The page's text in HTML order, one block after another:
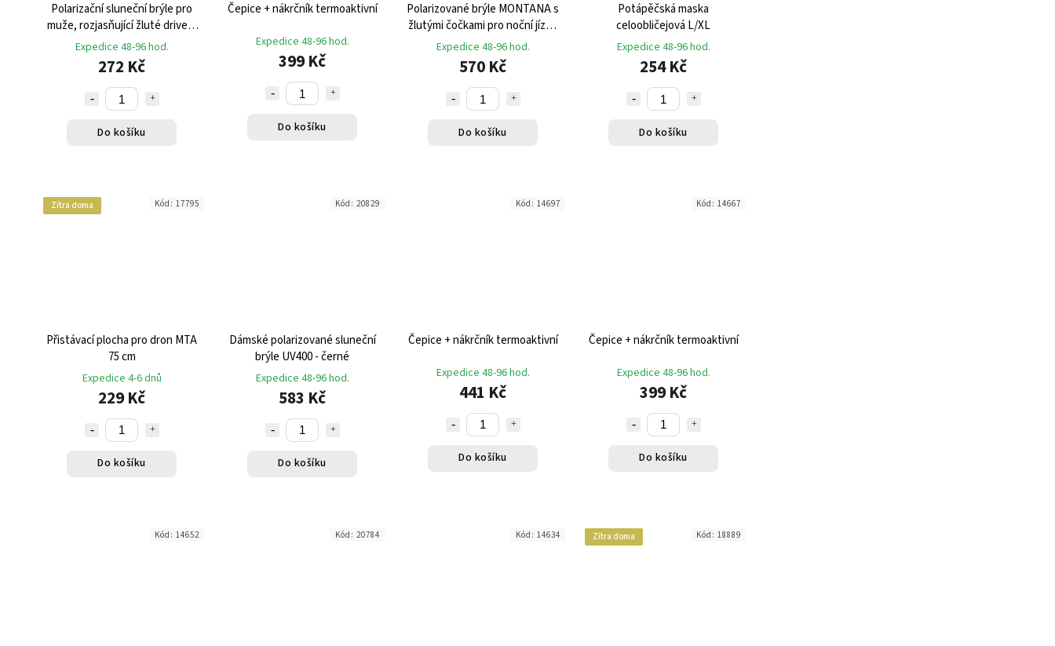
Polarizační sluneční brýle pro
muže, rozjasňující žluté drivery
uv400
Expedice 48-96 hod.
272 Kč
Do košíku
Čepice + nákrčník termoaktivní
Expedice 48-96 hod.
399 Kč
Do košíku
Polarizované brýle MONTANA s
žlutými čočkami pro noční jízdu
a rybaření
Expedice 48-96 hod.
570 Kč
Do košíku
Potápěčská maska
celoobličejová L/XL
Expedice 48-96 hod.
254 Kč
Do košíku
Zítra doma
Přistávací plocha pro dron MTA
75 cm
Expedice 4-6 dnů
229 Kč
Do košíku
Kód: 17795
Dámské polarizované sluneční
brýle UV400 - černé
Expedice 48-96 hod.
583 Kč
Do košíku
Kód: 20829
Čepice + nákrčník termoaktivní
Expedice 48-96 hod.
441 Kč
Do košíku
Kód: 14697
Čepice + nákrčník termoaktivní
Expedice 48-96 hod.
399 Kč
Do košíku
Kód: 14667
Kód: 14652 Kód: 20784 Kód: 14634 Zítra doma Kód: 18889